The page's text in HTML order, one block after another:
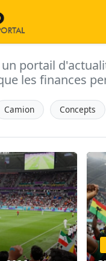
portail
les finances
Camion Concepts